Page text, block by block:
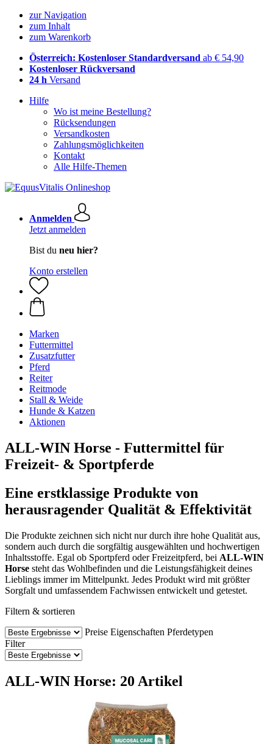
zur Navigation
zum Inhalt
zum Warenkorb
Österreich: Kostenloser Standardversand ab € 54,90
Kostenloser Rückversand
24 h Versand
Hilfe
Wo ist meine Bestellung?
Rücksendungen
Versandkosten
Zahlungsmöglichkeiten
Kontakt
Alle Hilfe-Themen
Anmelden
Jetzt anmelden
Bist du neu hier?
Konto erstellen
Marken
Futtermittel
Zusatzfutter
Pferd
Reiter
Reitmode
Stall & Weide
Hunde & Katzen
Aktionen
ALL-WIN Horse - Futtermittel für
Freizeit- & Sportpferde
Eine erstklassige Produkte von
herausragender Qualität & Effektivität
Die Produkte zeichnen sich nicht nur durch ihre hohe Qualität aus,
sondern auch durch die sorgfältig ausgewählten und hochwertigen
Inhaltsstoffe. Egal ob Sportpferd oder Freizeitpferd, bei ALL-WIN
Horse steht das Wohlbefinden und die Leistungsfähigkeit deines
Lieblings immer im Mittelpunkt. Jedes Produkt wird mit größter
Sorgfalt und umfassendem Fachwissen entwickelt und getestet.
Filtern & sortieren
Preise Eigenschaften Pferdetypen
Filter
ALL-WIN Horse: 20 Artikel